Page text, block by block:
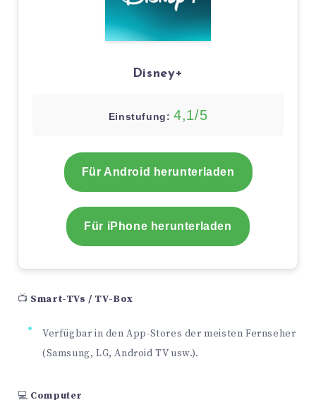
Disney+
Einstufung: 4,1/5
Für Android herunterladen
Für iPhone herunterladen
📺 Smart-TVs / TV-Box
Verfügbar in den App-Stores der meisten Fernseher
(Samsung, LG, Android TV usw.).
💻 Computer